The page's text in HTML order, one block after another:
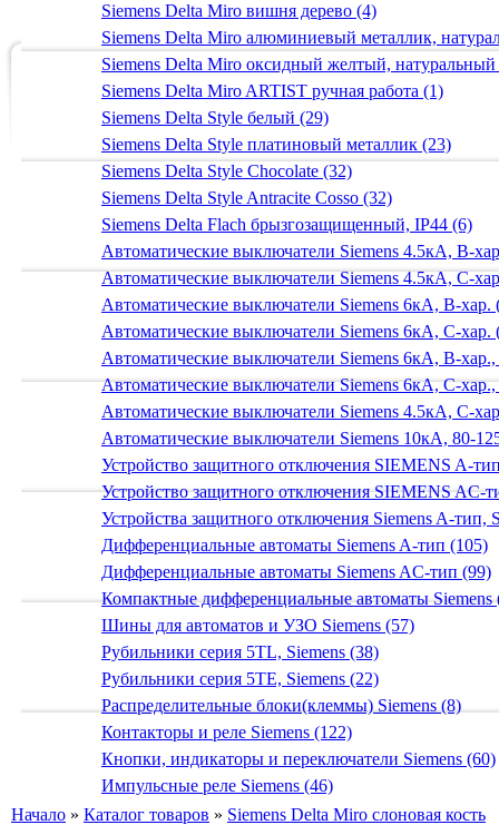
Siemens Delta Miro вишня дерево (4)
Siemens Delta Miro алюминиевый металлик,
Siemens Delta Miro оксидный желтый,
Siemens Delta Miro ARTIST ручная работа (1)
Siemens Delta Style белый (29)
Siemens Delta Style платиновый металлик (23)
Siemens Delta Style Chocolate (32)
Siemens Delta Style Antracite Cosso (32)
Siemens Delta Flach брызгозащищенный, IP44 (6)
Автоматические выключатели Siemens 4.5кА, B-
Автоматические выключатели Siemens 4.5кА, C-
Автоматические выключатели Siemens 6кА, B-хар.
Автоматические выключатели Siemens 6кА, С-хар.
Автоматические выключатели Siemens 6кА, B-
Автоматические выключатели Siemens 6кА, C-
Автоматические выключатели Siemens 4.5кА, C-
Автоматические выключатели Siemens 10кА, 80-
Устройство защитного отключения SIEMENS A-
Устройство защитного отключения SIEMENS AС-
Устройства защитного отключения Siemens A-тип,
Дифференциальные автоматы Siemens A-тип (105)
Дифференциальные автоматы Siemens AС-тип (99)
Компактные дифференциальные автоматы Siemens
Шины для автоматов и УЗО Siemens (57)
Рубильники серия 5TL, Siemens (38)
Рубильники серия 5TE, Siemens (22)
Распределительные блоки(клеммы) Siemens (8)
Контакторы и реле Siemens (122)
Кнопки, индикаторы и переключатели Siemens (60)
Импульсные реле Siemens (46)
Начало » Каталог товаров » Siemens Delta Miro слоновая кость